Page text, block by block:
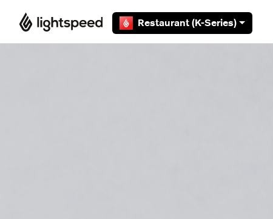
Restaurant (K-Series)